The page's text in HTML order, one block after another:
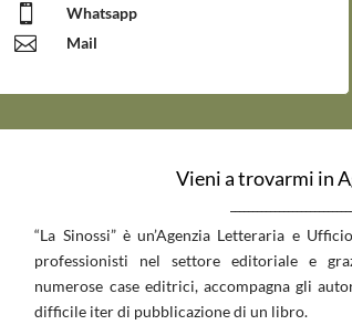
 Whatsapp
 Mail
Vieni a trovarmi in
“La Sinossi” è un’Agenzia Letteraria e
professionisti nel settore editoriale e
numerose case editrici, accompagna gli
difficile iter di pubblicazione di un libro.